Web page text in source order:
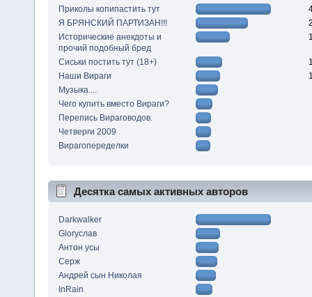
Приколы копипастить тут
Я БРЯНСКИЙ ПАРТИЗАН!!!
Исторические анекдоты и
прочий подобный бред
Сиськи постить тут (18+)
Наши Вираги
Музыка....
Чего купить вместо Вираги?
Перепись Вираговодов.
Четверги 2009
Вирагопеределки
Десятка самых активных авторов
Darkwalker
Gloryслав
Антон усы
Серж
Андрей сын Николая
InRain